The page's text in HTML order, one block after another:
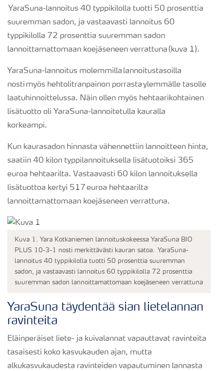
YaraSuna-lannoitus 40 typpikilolla tuotti 50 prosenttia
suuremman sadon, ja vastaavasti lannoitus 60
typpikilolla 72 prosenttia suuremman sadon
lannoittamattomaan koejäseneen verrattuna (kuva 1).
YaraSuna-lannoitus molemmilla lannoitustasoilla
nosti myös hehtolitranpainon porrasta ylemmälle tasolle
laatuhinnoittelussa. Näin ollen myös hehtaarikohtainen
lisätuotto oli YaraSuna-lannoitetulla kauralla
korkeampi.
Kun kaurasadon hinnasta vähennettiin lannoitteen hinta,
saatiin 40 kilon typpilannoituksella lisätuotoiksi 365
euroa hehtaarilta. Vastaavasti 60 kilon lannoituksella
lisätuottoa kertyi 517 euroa hehtaarilta
lannoittamattomaan koejäseneen verrattuna.
Kuva 1. Yara Kotkaniemen lannoituskokeessa YaraSuna BIO
PLUS 10-3-1 nosti merkittävästi kauran satoa. YaraSuna-
lannoitus 40 typpikilolla tuotti 50 prosenttia suuremman
sadon, ja vastaavasti lannoitus 60 typpikilolla 72 prosenttia
suuremman sadon lannoittamattomaan koejäseneen verrattuna
YaraSuna täydentää sian lietelannan
ravinteita
Eläinperäiset liete- ja kuivalannat vapauttavat ravinteita
tasaisesti koko kasvukauden ajan, mutta
alkukasvukaudesta ravinteiden vapautuminen lannasta